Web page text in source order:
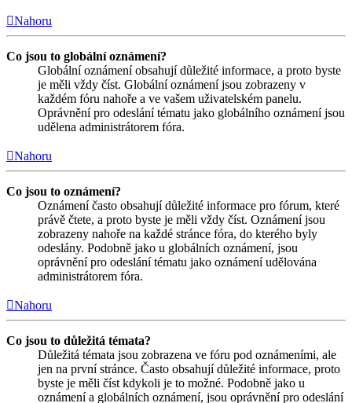
Nahoru
Co jsou to globální oznámení?
Globální oznámení obsahují důležité informace, a proto byste
je měli vždy číst. Globální oznámení jsou zobrazeny v
každém fóru nahoře a ve vašem uživatelském panelu.
Oprávnění pro odeslání tématu jako globálního oznámení jsou
udělena administrátorem fóra.
Nahoru
Co jsou to oznámení?
Oznámení často obsahují důležité informace pro fórum, které
právě čtete, a proto byste je měli vždy číst. Oznámení jsou
zobrazeny nahoře na každé stránce fóra, do kterého byly
odeslány. Podobně jako u globálních oznámení, jsou
oprávnění pro odeslání tématu jako oznámení udělována
administrátorem fóra.
Nahoru
Co jsou to důležitá témata?
Důležitá témata jsou zobrazena ve fóru pod oznámeními, ale
jen na první stránce. Často obsahují důležité informace, proto
byste je měli číst kdykoli je to možné. Podobně jako u
oznámení a globálních oznámení, jsou oprávnění pro odeslání